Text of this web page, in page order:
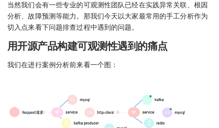
当然我们会有一些专业的可观测性团队已经在实践异常关联、根因
分析、故障预测等能力。那我们今天以大家最常用的手工分析作为
切入点来看下问题排查过程中遇到的问题。
用开源产品构建可观测性遇到的痛点
我们在进行案例分析前来看一个图：